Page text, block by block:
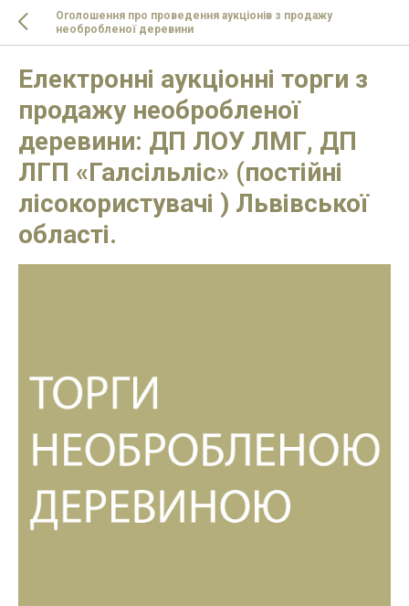
Оголошення про проведення аукціонів з продажу
необробленої деревини
Електронні аукціонні торги з
продажу необробленої
деревини: ДП ЛОУ ЛМГ, ДП
ЛГП «Галсільліс» (постійні
лісокористувачі ) Львівської
області.